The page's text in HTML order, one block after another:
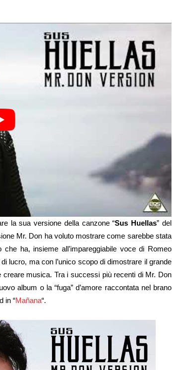
la sua versione della canzone “Sus Huellas” del
Mr. Don ha voluto mostrare come sarebbe stata
ha, insieme all’impareggiabile voce di Romeo
lucro, ma con l’unico scopo di dimostrare il grande
musica. Tra i successi più recenti di Mr. Don
album o la “fuga” d’amore raccontata nel brano
in “Mañana“.